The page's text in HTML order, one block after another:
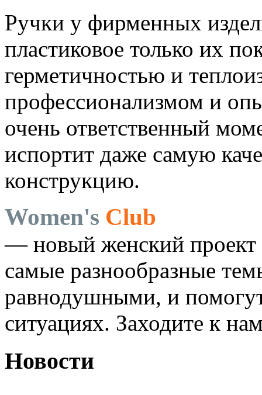
Ручки у фирменных
пластиковое только их
герметичностью и
профессионализмом и
очень ответственный
испортит даже самую
конструкцию.
Women's Club
— новый женский проект
самые разнообразные
равнодушными, и
ситуациях. Заходите к
Новости